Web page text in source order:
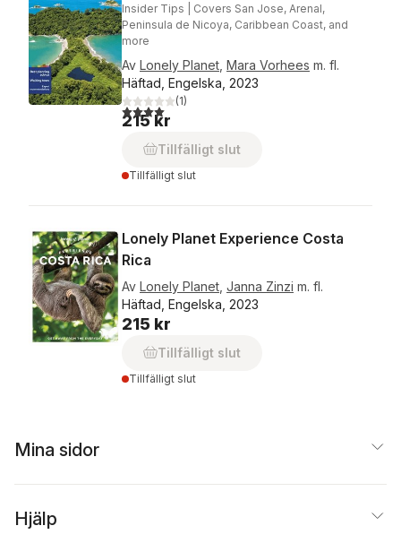
Insider Tips | Covers San Jose, Arenal,
Peninsula de Nicoya, Caribbean Coast, and
more
Av Lonely Planet Mara Vorhees m. fl.
Häftad, Engelska, 2023
4,0utav 5 stjärnor. Totalt antal röster:
(1)
215 kr
Tillfälligt slut
Tillfälligt slut
Lonely Planet Experience Costa
Rica
Av Lonely Planet Janna Zinzi m. fl.
Häftad, Engelska, 2023
215 kr
Tillfälligt slut
Tillfälligt slut
Mina sidor
Hjälp